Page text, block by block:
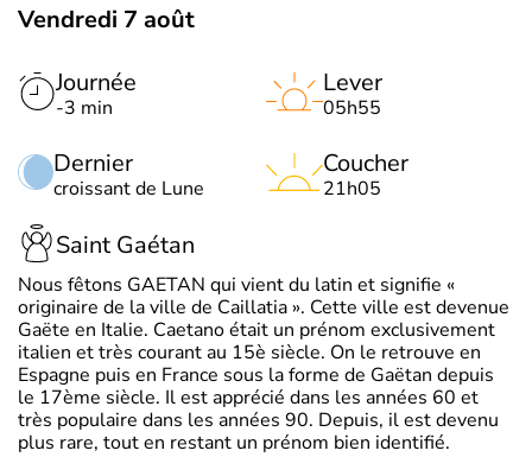
Vendredi 7 août
Journée
-3 min
Dernier
croissant de Lune
Lever
05h55
Coucher
21h05
Saint Gaétan
Nous fêtons GAETAN qui vient du latin et signifie «
originaire de la ville de Caillatia ». Cette ville est devenue
Gaëte en Italie. Caetano était un prénom exclusivement
italien et très courant au 15è siècle. On le retrouve en
Espagne puis en France sous la forme de Gaëtan depuis
le 17ème siècle. Il est apprécié dans les années 60 et
très populaire dans les années 90. Depuis, il est devenu
plus rare, tout en restant un prénom bien identifié.